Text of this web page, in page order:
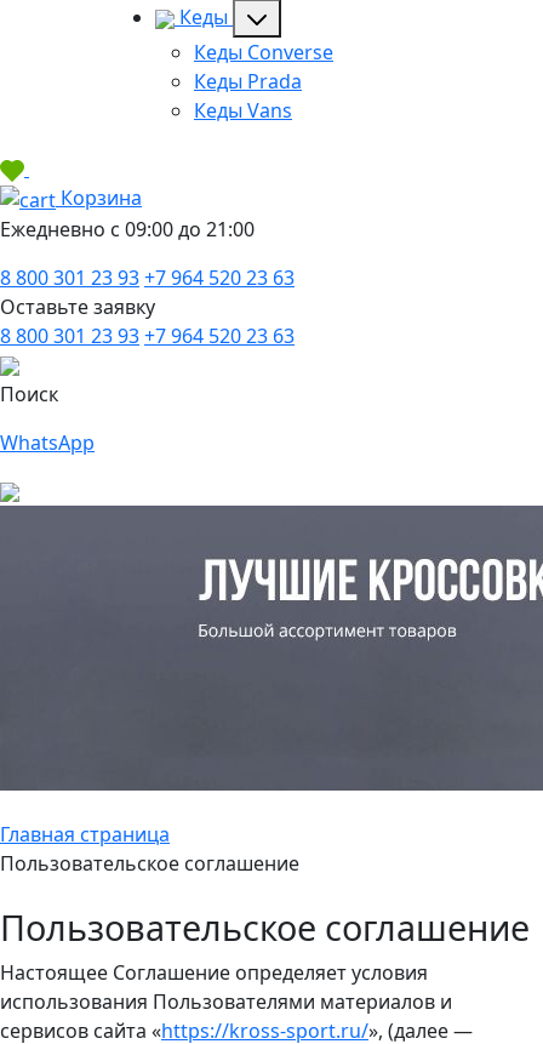
Кеды
Кеды Converse
Кеды Prada
Кеды Vans
Корзина
Ежедневно с 09:00 до 21:00
8 800 301 23 93+7 964 520 23 63
Оставьте заявку
8 800 301 23 93+7 964 520 23 63
Поиск
WhatsApp
Главная страница
Пользовательское соглашение
Пользовательское соглашение
Настоящее Соглашение определяет условия
использования Пользователями материалов и
сервисов сайта «https://kross-sport.ru/», (далее —